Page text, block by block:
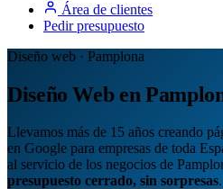
Área de clientes
Pedir presupuesto
Diseño web · Pamplona
Diseño Web en
Llevamos más de 15 años creando
en Google para empresas de toda
al servicio de los negocios de
presupuesto cerrado, sin sorpresas.